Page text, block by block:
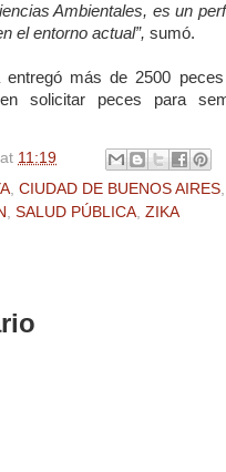
Ambientales, es un
el entorno actual”, sumó.
más de 2500
solicitar peces para
at 11:19
CIUDAD DE BUENOS AIRES
SALUD PÚBLICA ZIKA